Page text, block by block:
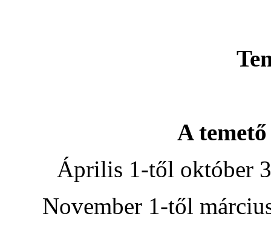
A
Április 1-től október
November 1-től